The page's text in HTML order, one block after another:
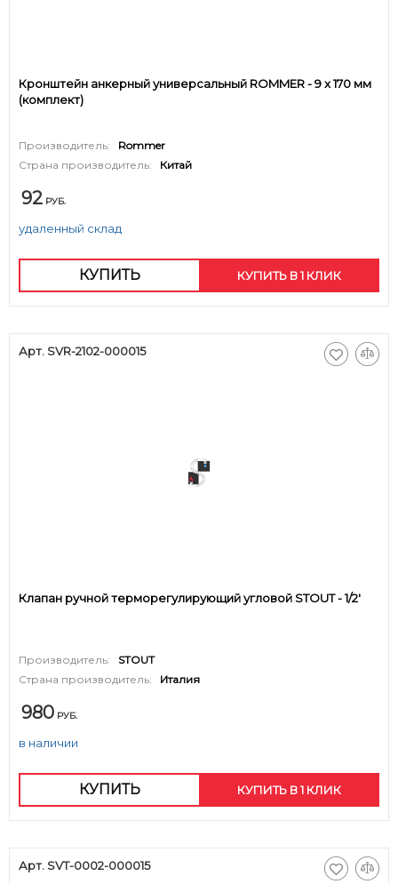
Кронштейн анкерный универсальный ROMMER - 9 x 170 мм
(комплект)
Производитель:
Rommer
Страна производитель:
Китай
92 РУБ.
удаленный склад
КУПИТЬ КУПИТЬ В 1 КЛИК
Арт. SVR-2102-000015
Клапан ручной терморегулирующий угловой STOUT - 1/2'
Производитель:
STOUT
Страна производитель:
Италия
980 РУБ.
в наличии
КУПИТЬ КУПИТЬ В 1 КЛИК
Арт. SVT-0002-000015